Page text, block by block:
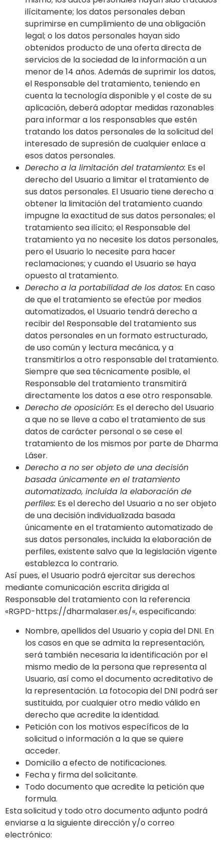
ilícitamente; los datos personales deban
suprimirse en cumplimiento de una obligación
legal; o los datos personales hayan sido
obtenidos producto de una oferta directa de
servicios de la sociedad de la información a un
menor de 14 años. Además de suprimir los datos,
el Responsable del tratamiento, teniendo en
cuenta la tecnología disponible y el coste de su
aplicación, deberá adoptar medidas razonables
para informar a los responsables que estén
tratando los datos personales de la solicitud del
interesado de supresión de cualquier enlace a
esos datos personales.
Derecho a la limitación del tratamiento: Es el
derecho del Usuario a limitar el tratamiento de
sus datos personales. El Usuario tiene derecho a
obtener la limitación del tratamiento cuando
impugne la exactitud de sus datos personales; el
tratamiento sea ilícito; el Responsable del
tratamiento ya no necesite los datos personales,
pero el Usuario lo necesite para hacer
reclamaciones; y cuando el Usuario se haya
opuesto al tratamiento.
Derecho a la portabilidad de los datos: En caso
de que el tratamiento se efectúe por medios
automatizados, el Usuario tendrá derecho a
recibir del Responsable del tratamiento sus
datos personales en un formato estructurado,
de uso común y lectura mecánica, y a
transmitirlos a otro responsable del tratamiento.
Siempre que sea técnicamente posible, el
Responsable del tratamiento transmitirá
directamente los datos a ese otro responsable.
Derecho de oposición: Es el derecho del Usuario
a que no se lleve a cabo el tratamiento de sus
datos de carácter personal o se cese el
tratamiento de los mismos por parte de Dharma
Láser.
Derecho a no ser objeto de una decisión
basada únicamente en el tratamiento
automatizado, incluida la elaboración de
perfiles: Es el derecho del Usuario a no ser objeto
de una decisión individualizada basada
únicamente en el tratamiento automatizado de
sus datos personales, incluida la elaboración de
perfiles, existente salvo que la legislación vigente
establezca lo contrario.
Así pues, el Usuario podrá ejercitar sus derechos
mediante comunicación escrita dirigida al
Responsable del tratamiento con la referencia
«RGPD-https://dharmalaser.es/«, especificando:
Nombre, apellidos del Usuario y copia del DNI. En
los casos en que se admita la representación,
será también necesaria la identificación por el
mismo medio de la persona que representa al
Usuario, así como el documento acreditativo de
la representación. La fotocopia del DNI podrá ser
sustituida, por cualquier otro medio válido en
derecho que acredite la identidad.
Petición con los motivos específicos de la
solicitud o información a la que se quiere
acceder.
Domicilio a efecto de notificaciones.
Fecha y firma del solicitante.
Todo documento que acredite la petición que
formula.
Esta solicitud y todo otro documento adjunto podrá
enviarse a la siguiente dirección y/o correo
electrónico: